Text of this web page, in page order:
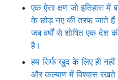
एक ऐसा क्षण जो इतिहास
के छोड़ नए की तरफ जाते
जब वर्षों से शोषित एक देश
है।
हम सिर्फ खुद के लिए ही नहीं
और कल्याण में विश्वास रखते